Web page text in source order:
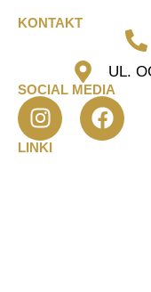
KONTAKT
UL.
SOCIAL MEDIA
LINKI